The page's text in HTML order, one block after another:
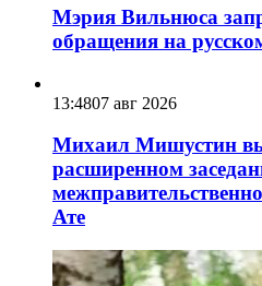
Мэрия Вильнюса
обращения на
13:4807 авг 2026
Михаил Мишустин
расширенном
Ате